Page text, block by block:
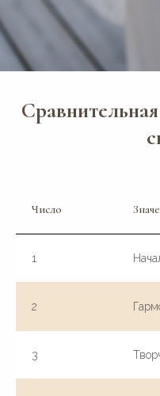
Число
1
2
3